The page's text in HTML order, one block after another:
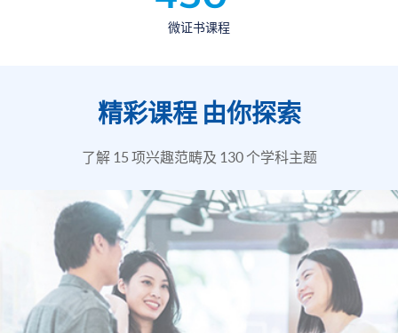
微证书课程
精彩课程 由你探索
了解 15 项兴趣范畴及 130 个学科主题